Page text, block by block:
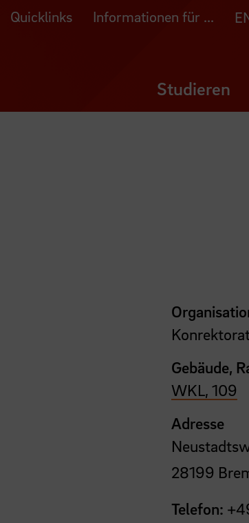
Quicklinks Informationen für ...
Studieren
Gebäude,
WKL, 109
Adresse
28199
Telefon: